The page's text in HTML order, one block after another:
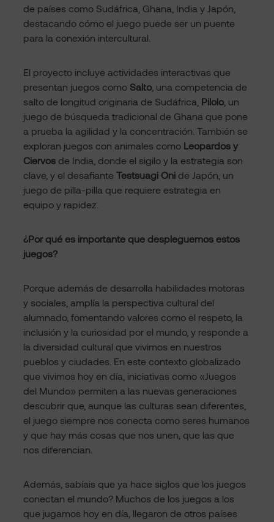
de países como Sudáfrica, Ghana, India y Japón,
destacando cómo el juego puede ser un puente
para la conexión intercultural.
El proyecto incluye actividades interactivas que
presentan juegos como Salto , una competencia de
salto de longitud originaria de Sudáfrica, Pilolo , un
juego de búsqueda tradicional de Ghana que pone
a prueba la agilidad y la concentración. También se
exploran juegos con animales como Leopardos y
Ciervos de India, donde el sigilo y la estrategia son
clave, y el desafiante Testsuagi Oni de Japón, un
juego de pilla-pilla que requiere estrategia en
equipo y rapidez.
¿Por qué es importante que despleguemos estos
juegos?
Porque además de desarrolla habilidades motoras
y sociales, amplía la perspectiva cultural del
alumnado, fomentando valores como el respeto, la
inclusión y la curiosidad por el mundo, y responde a
la diversidad cultural que vivimos en nuestros
pueblos y ciudades. En este contexto globalizado
que vivimos hoy en día, iniciativas como «Juegos
del Mundo» permiten a las nuevas generaciones
descubrir que, aunque las culturas sean diferentes,
el juego siempre nos conecta como seres humanos
y que hay más cosas que nos unen, que las que
nos diferencian.
Además, sabíais que ya hace siglos que los juegos
conectan el mundo? Muchos de los juegos a los
que jugamos hoy en día, llegaron de otros países